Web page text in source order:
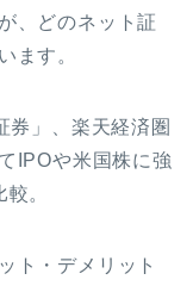
、どのネット証
ます。
券」、楽天経済圏
IPOや米国株に強
。
ト・デメリット